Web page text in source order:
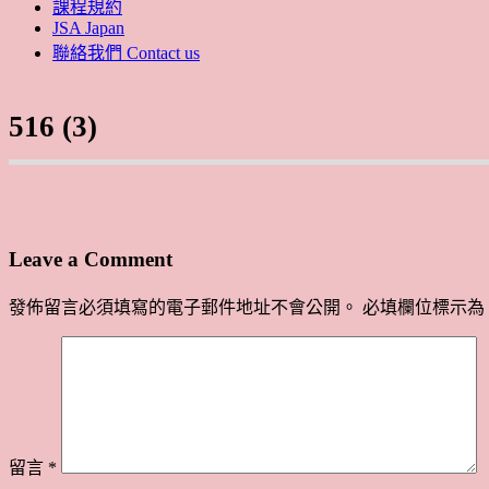
課程規約
JSA Japan
聯絡我們 Contact us
516 (3)
Leave a Comment
發佈留言必須填寫的電子郵件地址不會公開。 必填欄位標示為
留言 *